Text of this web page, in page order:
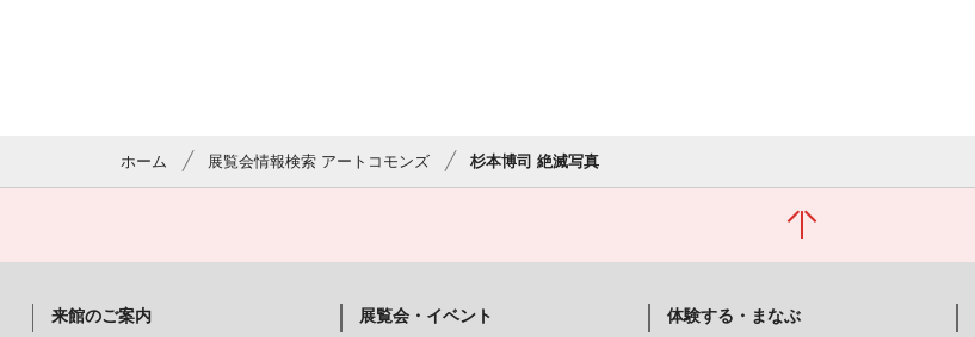
ホーム 展覧会情報検索 アートコモンズ 杉本博司 絶滅写真
来館のご案内 展覧会・イベント 体験する・まなぶ